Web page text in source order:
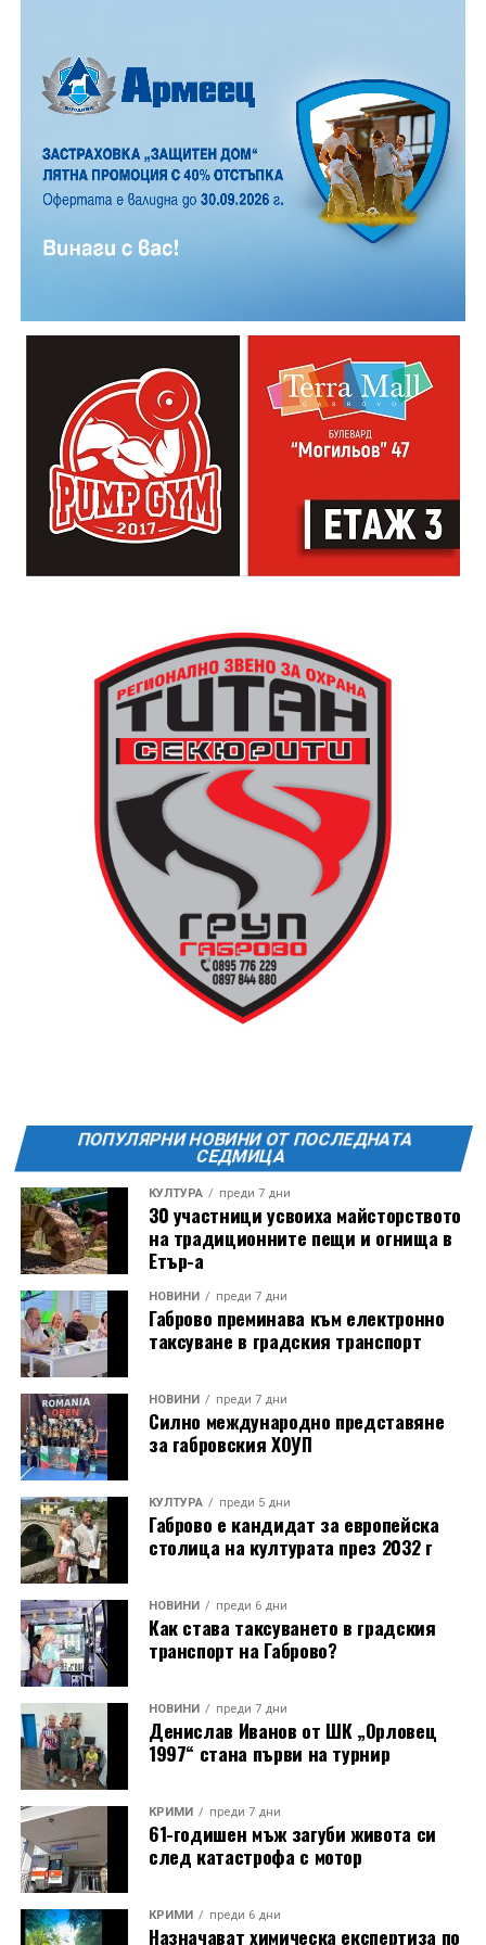
12 АВГУСТ (сряда)
19:00ч. „Книга за книга“ – донеси книга, вземи си
друга, обсъди заглавия и автори с други читатели
20:00ч. Концерт на група МОЛЕЦ, GoGo,
Zov&Vakavliev, Toria
21:30ч. Коктейли и музика
13 АВГУСТ (четвъртък)
19:00ч Групова тренировка с Йоанна Петрова от
20:00ч. Куиз вечер за обща култура
21:30ч. Прожекция на филма “Брънч за начинаещи”
Ще бъде хубаво – не някога и някъде, а тук и сега!
които свират на китара, да се включат – независимо
от професионалното им ниво. Събитието е различно
– то не е концерт, а споделено преживяване, в което
всеки участва по свой начин. Няма сцена или
официална програма, няма предварително обявени
изпълнители и разделение между публика и
артисти. Всеки е добре дошъл да пее, свири или
просто да преживее звездопад, изпълнен с музика,
падащи звезди и желания.
транспорт до местността Градище. Електрическият
автобус ще тръгне в 19:30 ч. от пл. „Възраждане“, а
обратно към града в 00:00 ч. – от паркинга до
поляната. Вземете със себе си връхна дреха и одеяло
или шалте! За повече информация тел. 0887907075.
ПОПУЛЯРНИ НОВИНИ ОТ ПОСЛЕДНАТА
СЕДМИЦА
КУЛТУРА преди 7 дни
30 участници усвоиха майсторството
на традиционните пещи и огнища в
Етър-а
НОВИНИ преди 7 дни
Габрово преминава към електронно
таксуване в градския транспорт
НОВИНИ преди 7 дни
Силно международно представяне
за габровския ХОУП
КУЛТУРА преди 5 дни
Габрово е кандидат за европейска
столица на културата през 2032 г
НОВИНИ преди 6 дни
Как става таксуването в градския
транспорт на Габрово?
НОВИНИ преди 7 дни
Денислав Иванов от ШК „Орловец
1997“ стана първи на турнир
КРИМИ преди 7 дни
61-годишен мъж загуби живота си
след катастрофа с мотор
КРИМИ преди 6 дни
Назначават химическа експертиза по